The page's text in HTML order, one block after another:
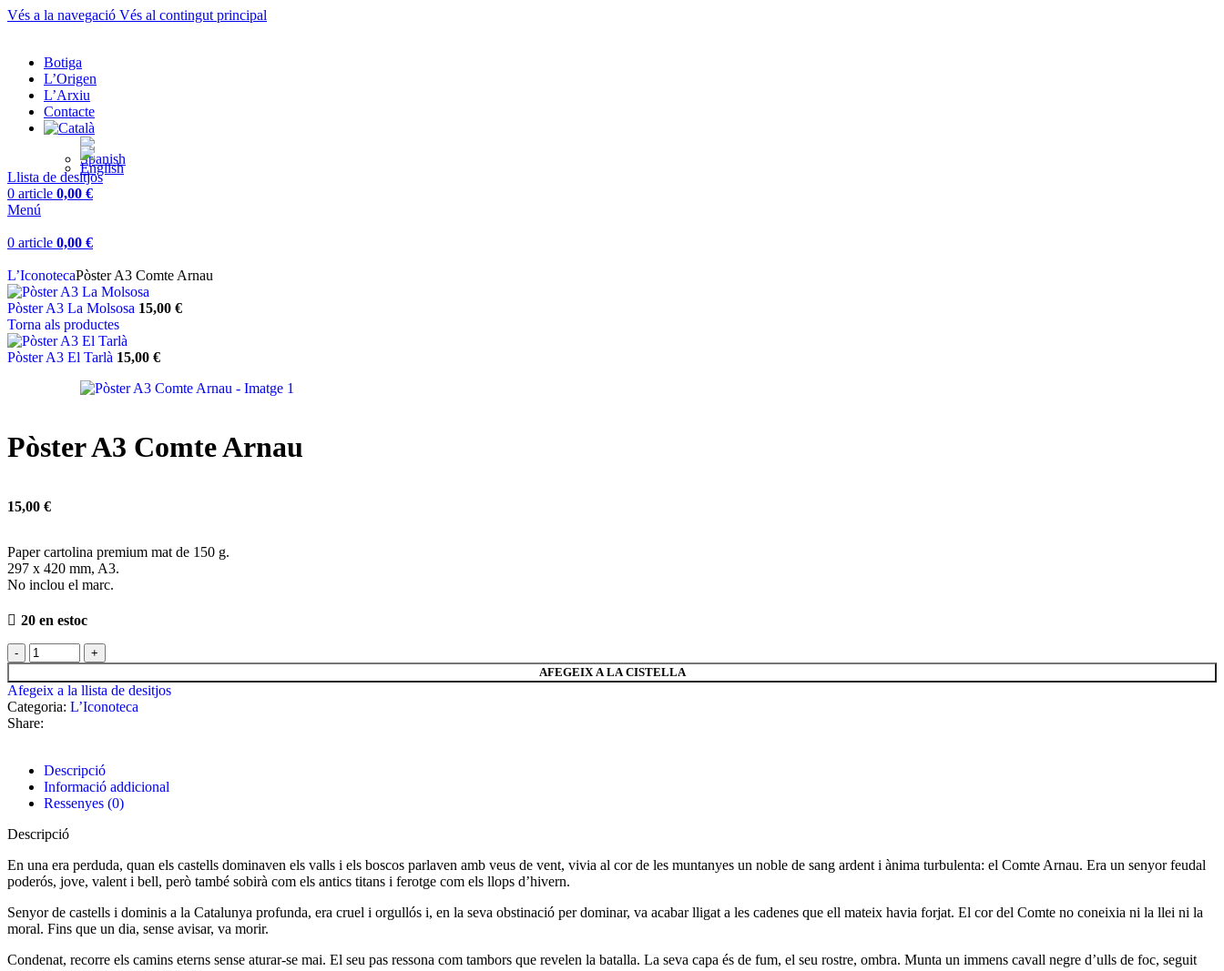
Vés a la navegació Vés al contingut principal
Botiga
L’Origen
L’Arxiu
Contacte
Llista de desitjos
0 article 0,00 €
Menú
0 article 0,00 €
L’IconotecaPòster A3 Comte Arnau
Pòster A3 La Molsosa 15,00 €
Torna als productes
Pòster A3 El Tarlà 15,00 €
Pòster A3 Comte Arnau
15,00 €
Paper cartolina premium mat de 150 g.
297 x 420 mm, A3.
No inclou el marc.
20 en estoc
AFEGEIX A LA CISTELLA
Afegeix a la llista de desitjos
Categoria: L’Iconoteca
Share:
Descripció
Informació addicional
Ressenyes (0)
Descripció
En una era perduda, quan els castells dominaven els valls i els boscos parlaven amb veus de vent, vivia al cor de les muntanyes un noble de sang ardent i ànima turbulenta: el Comte Arnau. Era un senyor feudal
poderós, jove, valent i bell, però també sobirà com els antics titans i ferotge com els llops d’hivern.
Senyor de castells i dominis a la Catalunya profunda, era cruel i orgullós i, en la seva obstinació per dominar, va acabar lligat a les cadenes que ell mateix havia forjat. El cor del Comte no coneixia ni la llei ni la
moral. Fins que un dia, sense avisar, va morir.
Condenat, recorre els camins eterns sense aturar-se mai. El seu pas ressona com tambors que revelen la batalla. La seva capa és de fum, el seu rostre, ombra. Munta un immens cavall negre d’ulls de foc, seguit